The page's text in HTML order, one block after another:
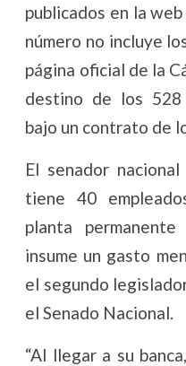
publicados en la
número no incluye
página oficial de la
destino de los 528
bajo un contrato de
El senador
tiene 40
planta
insume un gasto
el segundo
el Senado Nacional.
“Al llegar a su